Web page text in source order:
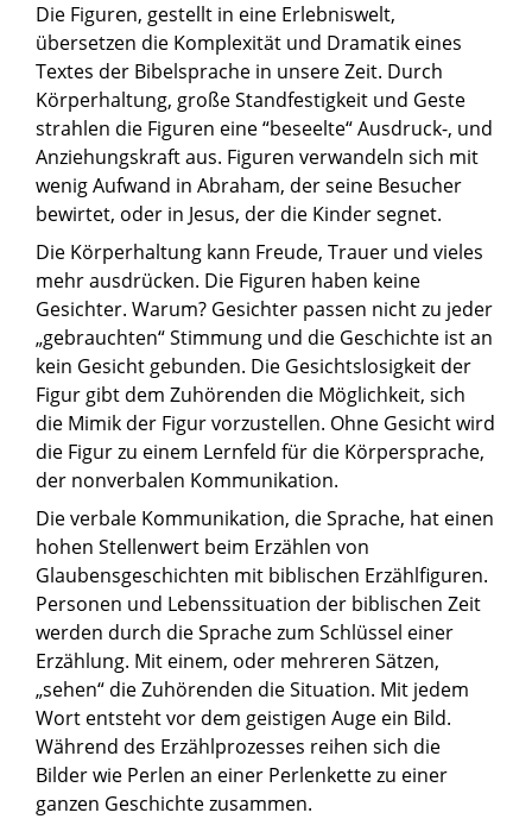
Die Figuren, gestellt in eine Erlebniswelt,
übersetzen die Komplexität und Dramatik eines
Textes der Bibelsprache in unsere Zeit. Durch
Körperhaltung, große Standfestigkeit und Geste
strahlen die Figuren eine “beseelte“ Ausdruck-, und
Anziehungskraft aus. Figuren verwandeln sich mit
wenig Aufwand in Abraham, der seine Besucher
bewirtet, oder in Jesus, der die Kinder segnet.
Die Körperhaltung kann Freude, Trauer und vieles
mehr ausdrücken. Die Figuren haben keine
Gesichter. Warum? Gesichter passen nicht zu jeder
„gebrauchten“ Stimmung und die Geschichte ist an
kein Gesicht gebunden. Die Gesichtslosigkeit der
Figur gibt dem Zuhörenden die Möglichkeit, sich
die Mimik der Figur vorzustellen. Ohne Gesicht wird
die Figur zu einem Lernfeld für die Körpersprache,
der nonverbalen Kommunikation.
Die verbale Kommunikation, die Sprache, hat einen
hohen Stellenwert beim Erzählen von
Glaubensgeschichten mit biblischen Erzählfiguren.
Personen und Lebenssituation der biblischen Zeit
werden durch die Sprache zum Schlüssel einer
Erzählung. Mit einem, oder mehreren Sätzen,
„sehen“ die Zuhörenden die Situation. Mit jedem
Wort entsteht vor dem geistigen Auge ein Bild.
Während des Erzählprozesses reihen sich die
Bilder wie Perlen an einer Perlenkette zu einer
ganzen Geschichte zusammen.